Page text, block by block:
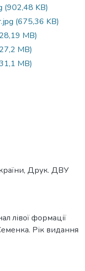
(902,48 KB)
(675,36 KB)
MB)
MB)
MB)
Друк. ДВУ
лівої формації
Рік видання